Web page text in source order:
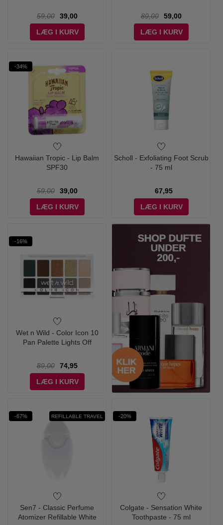
59,00
39,00
LÆG I KURV
89,00
59,00
LÆG I KURV
-34%
Hawaiian Tropic - Lip Balm
SPF30
59,00
39,00
LÆG I KURV
Scholl - Exfoliating Foot Scrub
- 75 ml
67,95
LÆG I KURV
-16%
Wet n Wild - Color Icon 10
Pan Palette Lights Off
89,00
74,95
LÆG I KURV
-67% REFILLABLE TRAVEL
Sen7 - Classic Perfume
Atomizer Refillable White
-20%
Colgate - Sensation White
Toothpaste - 75 ml